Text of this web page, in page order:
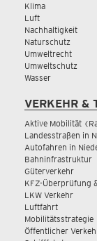
Klima
Luft
Nachhaltigkeit
Naturschutz
Umweltrecht
Umweltschutz
Wasser
VERKEHR &
Aktive Mobilität
Landesstraßen in
Autofahren in
Bahninfrastruktur
Güterverkehr
KFZ-Überprüfung
LKW Verkehr
Luftfahrt
Mobilitätsstrategie
Öffentlicher